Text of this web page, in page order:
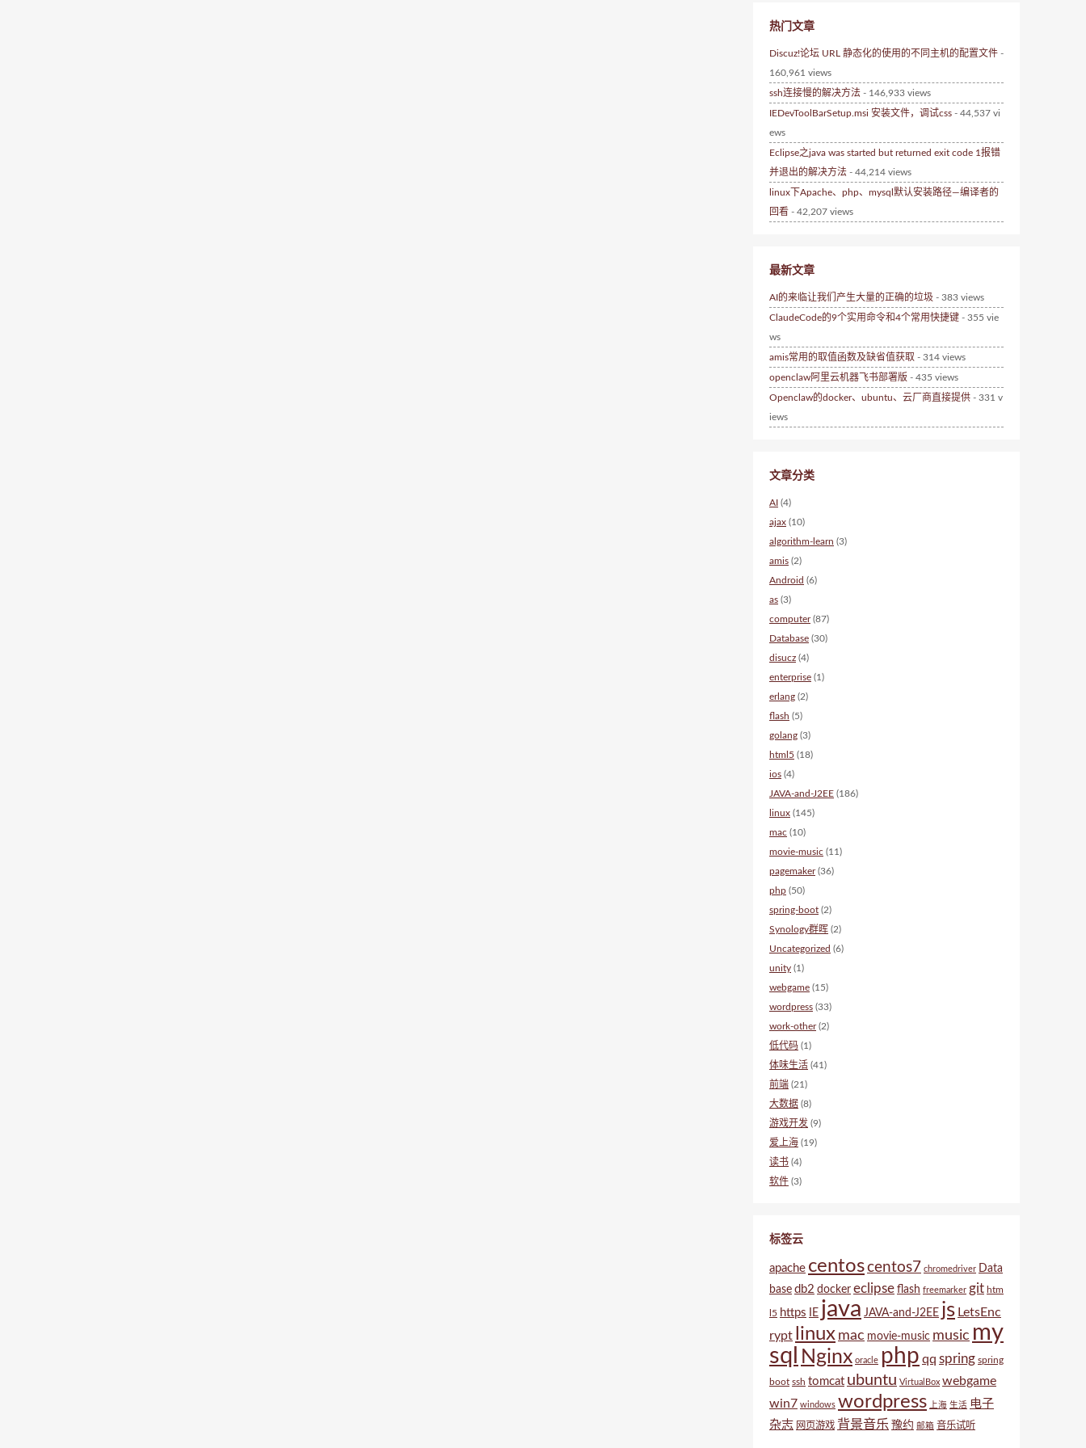
热门文章
Discuz!论坛 URL 静态化的使用的不同主机的配置文件 -
160,961 views
ssh连接慢的解决方法 - 146,933 views
IEDevToolBarSetup.msi 安装文件，调试css - 44,537 vi
ews
Eclipse之java was started but returned exit code 1报错
并退出的解决方法 - 44,214 views
linux下Apache、php、mysql默认安装路径—编译者的
回看 - 42,207 views
最新文章
AI的来临让我们产生大量的正确的垃圾 - 383 views
ClaudeCode的9个实用命令和4个常用快捷键 - 355 vie
ws
amis常用的取值函数及缺省值获取 - 314 views
openclaw阿里云机器飞书部署版 - 435 views
Openclaw的docker、ubuntu、云厂商直接提供 - 331 v
iews
文章分类
AI (4)
ajax (10)
algorithm-learn (3)
amis (2)
Android (6)
as (3)
computer(87)
Database (30)
disucz (4)
enterprise (1)
erlang (2)
flash (5)
golang (3)
html5 (18)
ios (4)
JAVA-and-J2EE (186)
linux (145)
mac (10)
movie-music (11)
pagemaker(36)
php (50)
spring-boot (2)
Synology群晖 (2)
Uncategorized (6)
unity (1)
webgame (15)
wordpress (33)
work-other(2)
低代码 (1)
体味生活 (41)
前端 (21)
大数据 (8)
游戏开发 (9)
爱上海 (19)
读书 (4)
软件 (3)
标签云
apache centoscentos7 chromedriver Data
base db2 docker eclipse flash freemarker git htm
l5 https IE java JAVA-and-J2EE js LetsEnc
rypt
linux mac movie-music music my
sql Nginx oracle php qq spring spring
boot ssh tomcat ubuntu VirtualBox webgame
win7 windows wordpress 上海 生活 电子
杂志 网页游戏 背景音乐 豫约 邮箱 音乐试听